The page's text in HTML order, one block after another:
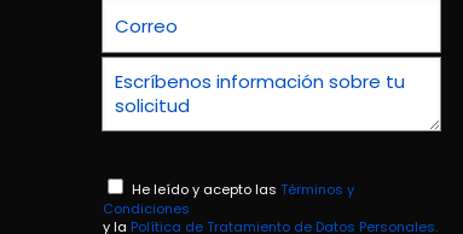
He leído y acepto las Términos y
Condiciones
y la Política de Tratamiento de Datos Personales.